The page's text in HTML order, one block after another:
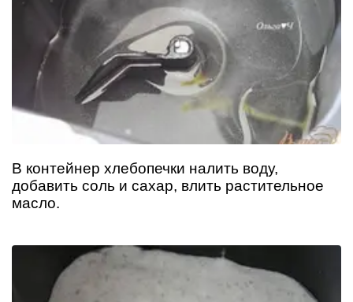
В контейнер хлебопечки налить воду,
добавить соль и сахар, влить растительное
масло.